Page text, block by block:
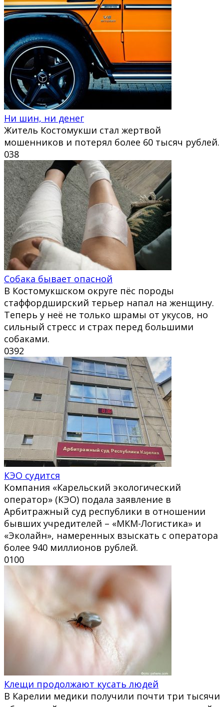
Ни шин, ни денег
Житель Костомукши стал жертвой
мошенников и потерял более 60 тысяч рублей.
038
Собака бывает опасной
В Костомукшском округе пёс породы
стаффордширский терьер напал на женщину.
Теперь у неё не только шрамы от укусов, но
сильный стресс и страх перед большими
собаками.
0392
КЭО судится
Компания «Карельский экологический
оператор» (КЭО) подала заявление в
Арбитражный суд республики в отношении
бывших учредителей – «МКМ-Логистика» и
«Эколайн», намеренных взыскать с оператора
более 940 миллионов рублей.
0100
Клещи продолжают кусать людей
В Карелии медики получили почти три тысячи